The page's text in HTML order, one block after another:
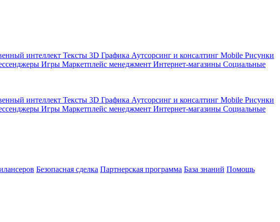
интеллект Тексты 3D Графика Аутсорсинг и консалтинг Mobile Рисунки
Игры Маркетплейс менеджмент Интернет-магазины Социальные
интеллект Тексты 3D Графика Аутсорсинг и консалтинг Mobile Рисунки
Игры Маркетплейс менеджмент Интернет-магазины Социальные
Безопасная сделка Партнерская программа База знаний Помощь